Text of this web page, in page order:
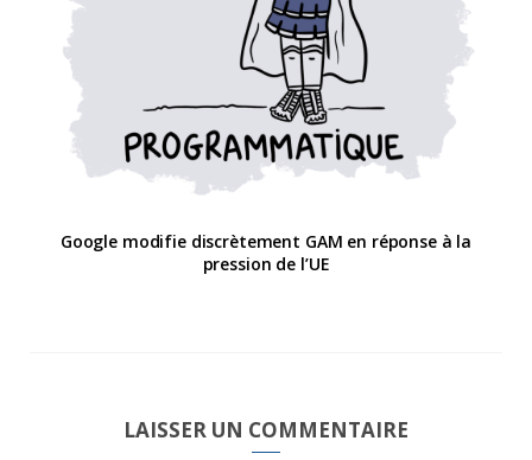
Google modifie discrètement GAM en réponse à la
pression de l’UE
LAISSER UN COMMENTAIRE